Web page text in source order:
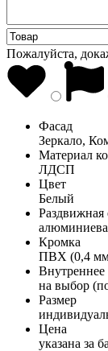
Пожалуйста,
Фасад
Зеркало,
Материал
ЛДСП
Цвет
Белый
Раздвижная
Кромка
ПВХ (0,4
на выбор
Размер
Цена
указана за